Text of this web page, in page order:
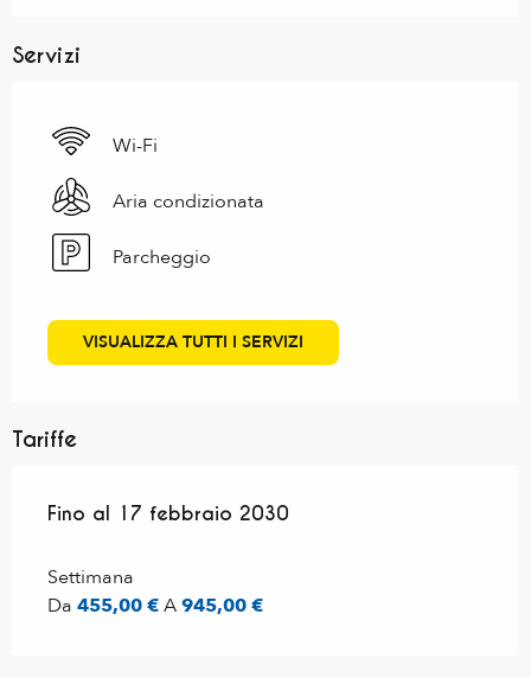
Servizi
Wi-Fi
Aria condizionata
Parcheggio
VISUALIZZA TUTTI I SERVIZI
Tariffe
Dal17 febbraio 2025al17 febbraio 2030
Fino al 17 febbraio 2030
Settimana
Da 455,00 €A945,00 €